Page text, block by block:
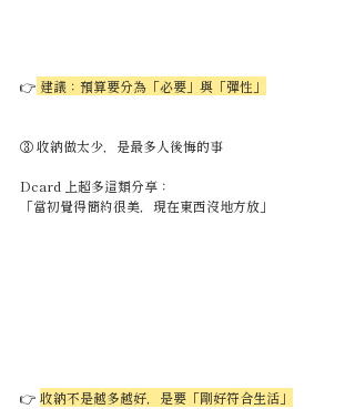
👉 建議：預算要分為「必要」與「彈性」
③ 收納做太少，是最多人後悔的事
Dcard 上超多這類分享：
「當初覺得簡約很美，現在東西沒地方放」
👉 收納不是越多越好，是要「剛好符合生活」